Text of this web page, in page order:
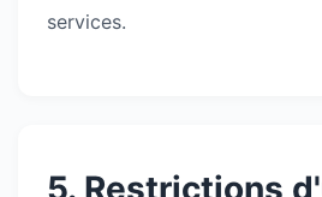
services.
5. Restrictions